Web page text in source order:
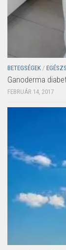
BETEGSÉGEK /
Ganoderma
FEBRUÁR 14, 2017